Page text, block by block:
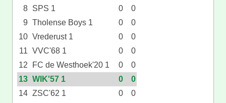
8 SPS 1 0
0
9 Tholense Boys 1 0
0
10 Vrederust 1 0
0
11 VVC'68 1 0
0
12
FC de Westhoek'20 1 0
0
13 WIK'57 1 0
0
14 ZSC'62 1 0 0